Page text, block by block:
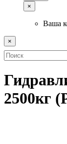
×
Ваша
×
2500кг